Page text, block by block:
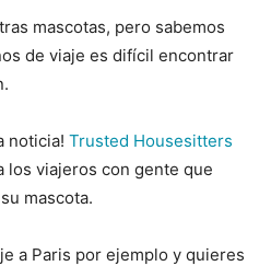
mascotas, pero sabemos
de viaje es difícil encontrar
noticia! Trusted Housesitters
los viajeros con gente que
mascota.
a Paris por ejemplo y quieres